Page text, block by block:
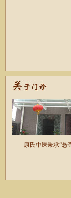
康氏中医秉承“悬